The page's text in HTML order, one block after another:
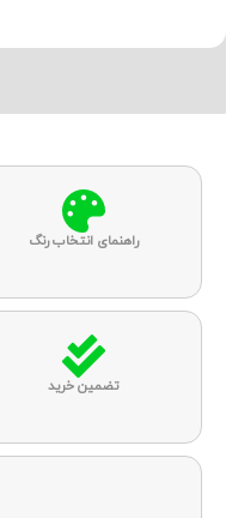
راهنمای انتخاب رنگ
تضمین خرید